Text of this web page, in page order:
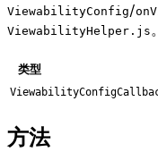
ViewabilityConfig/
ViewabilityHelper.js。
类型
方法